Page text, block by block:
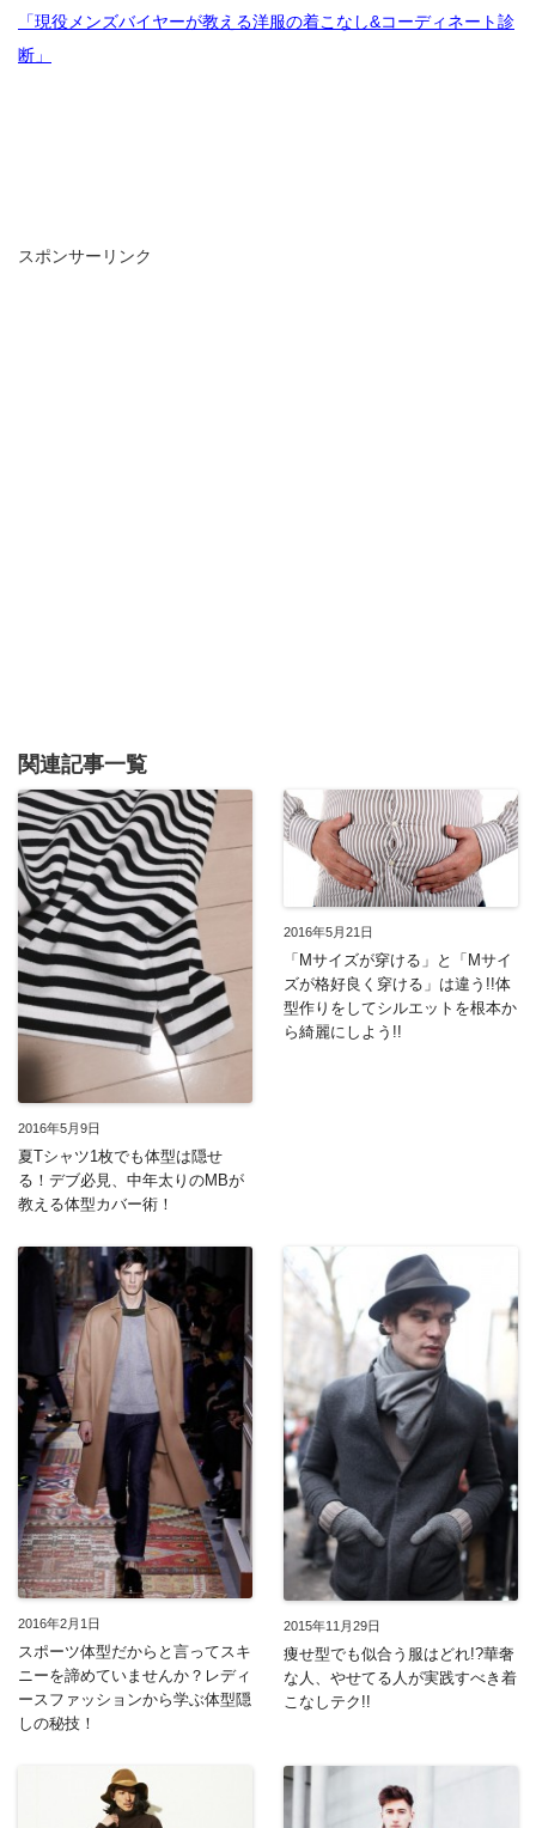
「現役メンズバイヤーが教える洋服の着こなし&コーディネート診
断」
スポンサーリンク
関連記事一覧
2016年5月9日
夏Tシャツ1枚でも体型は隠せ
る！デブ必見、中年太りのMBが
教える体型カバー術！
2016年5月21日
「Mサイズが穿ける」と「Mサイ
ズが格好良く穿ける」は違う!!体
型作りをしてシルエットを根本か
ら綺麗にしよう!!
2016年2月1日
スポーツ体型だからと言ってスキ
ニーを諦めていませんか？レディ
ースファッションから学ぶ体型隠
しの秘技！
2015年11月29日
痩せ型でも似合う服はどれ!?華奢
な人、やせてる人が実践すべき着
こなしテク!!